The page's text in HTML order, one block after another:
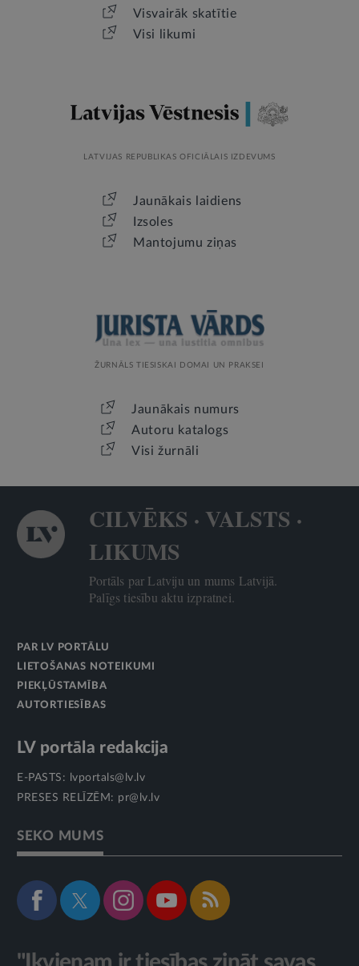
Visvairāk skatītie
Visi likumi
LATVIJAS REPUBLIKAS OFICIĀLAIS IZDEVUMS
Jaunākais laidiens
Izsoles
Mantojumu ziņas
ŽURNĀLS TIESISKAI DOMAI UN PRAKSEI
Jaunākais numurs
Autoru katalogs
Visi žurnāli
CILVĒKS · VALSTS ·
LIKUMS
Portāls par Latviju un mums Latvijā.
Palīgs tiesību aktu izpratnei.
PAR LV PORTĀLU
LIETOŠANAS NOTEIKUMI
PIEKĻŪSTAMĪBA
AUTORTIESĪBAS
LV portāla redakcija
E-PASTS:
lvportals@lv.lv
PRESES RELĪZĒM: pr@lv.lv
SEKO MUMS